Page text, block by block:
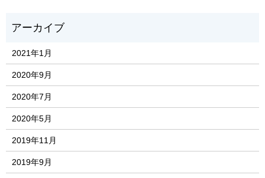
2021年1月
2020年9月
2020年7月
2020年5月
2019年11月
2019年9月